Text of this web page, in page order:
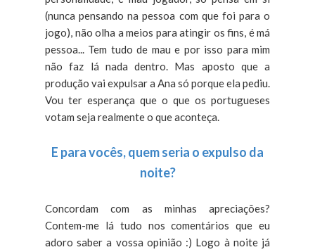
(nunca pensando na pessoa com que foi para o
jogo), não olha a meios para atingir os fins, é má
pessoa... Tem tudo de mau e por isso para mim
não faz lá nada dentro. Mas aposto que a
produção vai expulsar a Ana só porque ela pediu.
Vou ter esperança que o que os portugueses
votam seja realmente o que aconteça.
E para vocês, quem seria o expulso da
noite?
Concordam com as minhas apreciações?
Contem-me lá tudo nos comentários que eu
adoro saber a vossa opinião :) Logo à noite já